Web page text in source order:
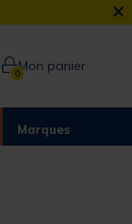
×
0Mon panier
Marques